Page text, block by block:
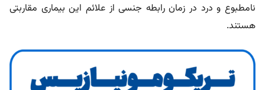
نامطبوع و درد در زمان رابطه جنسی از علائم این بیماری مقاربتی
هستند.